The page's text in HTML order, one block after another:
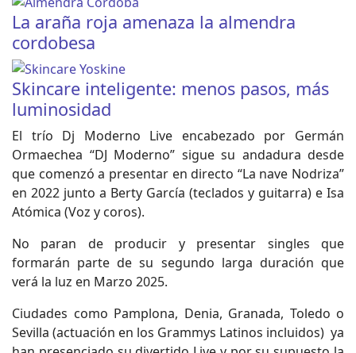
La araña roja amenaza la almendra
cordobesa
Skincare inteligente: menos pasos, más
luminosidad
El trío Dj Moderno Live encabezado por Germán
Ormaechea “DJ Moderno” sigue su andadura desde
que comenzó a presentar en directo “La nave Nodriza”
en 2022 junto a Berty García (teclados y guitarra) e Isa
Atómica (Voz y coros).
No paran de producir y presentar singles que
formarán parte de su segundo larga duración que
verá la luz en Marzo 2025.
Ciudades como Pamplona, Denia, Granada, Toledo o
Sevilla (actuación en los Grammys Latinos incluidos) ya